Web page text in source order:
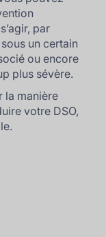
par
un certain
ou encore
plus sévère.
la manière
votre DSO,